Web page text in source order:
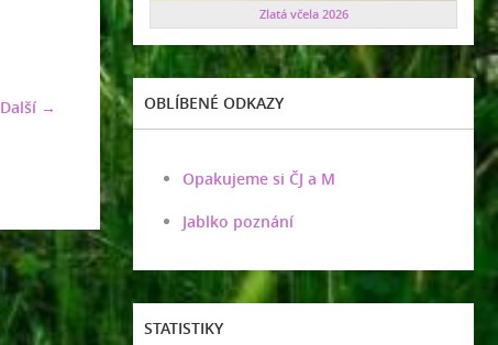
Další →
Zlatá včela 2026
OBLÍBENÉ ODKAZY
Opakujeme si ČJ a M
Jablko poznání
STATISTIKY